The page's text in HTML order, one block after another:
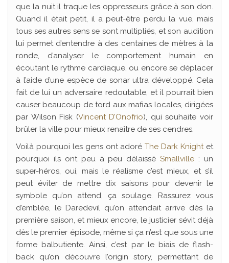
que la nuit il traque les oppresseurs grâce à son don.
Quand il était petit, il a peut-être perdu la vue, mais
tous ses autres sens se sont multipliés, et son audition
lui permet d’entendre à des centaines de mètres à la
ronde, d’analyser le comportement humain en
écoutant le rythme cardiaque, ou encore se déplacer
à l’aide d’une espèce de sonar ultra développé. Cela
fait de lui un adversaire redoutable, et il pourrait bien
causer beaucoup de tord aux mafias locales, dirigées
par Wilson Fisk (Vincent D’Onofrio), qui souhaite voir
brûler la ville pour mieux renaître de ses cendres.
Voilà pourquoi les gens ont adoréThe Dark Knightet
pourquoi ils ont peu à peu délaisséSmallville : un
super-héros, oui, mais le réalisme c’est mieux, et s’il
peut éviter de mettre dix saisons pour devenir le
symbole qu’on attend, ça soulage. Rassurez vous
d’emblée, le Daredevil qu’on attendait arrive dès la
première saison, et mieux encore, le justicier sévit déjà
dès le premier épisode, même si ça n’est que sous une
forme balbutiente. Ainsi, c’est par le biais de flash-
back qu’on découvre l’origin story, permettant de